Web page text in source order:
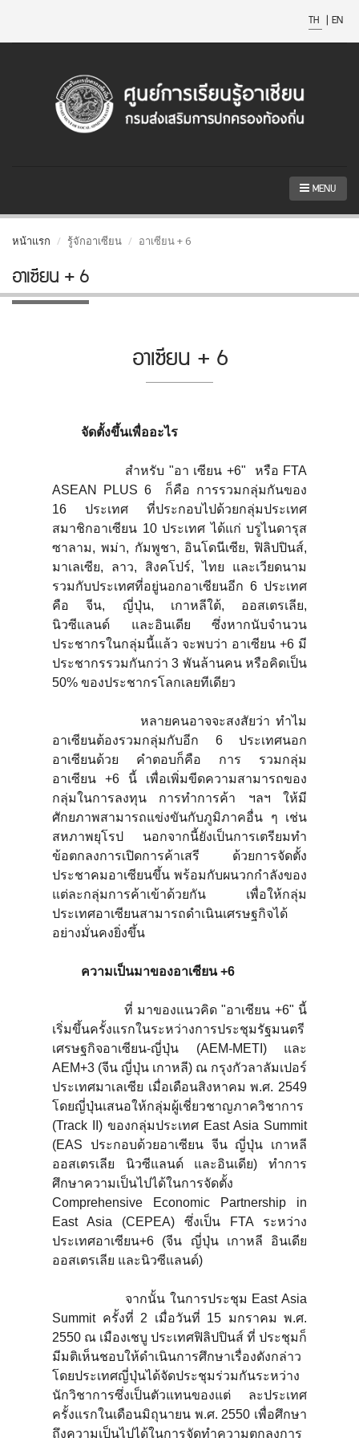
TH | EN
MENU
หน้าแรก รู้จักอาเซียน อาเซียน + 6
อาเซียน + 6
อาเซียน + 6
จัดตั้งขึ้นเพื่ออะไร
สำหรับ "อา เซียน +6" หรือ FTA
ASEAN PLUS 6 ก็คือ การรวมกลุ่มกันของ
16 ประเทศ ที่ประกอบไปด้วยกลุ่มประเทศ
สมาชิกอาเซียน 10 ประเทศ ได้แก่ บรูไนดารุส
ซาลาม, พม่า, กัมพูชา, อินโดนีเซีย, ฟิลิปปินส์,
มาเลเซีย, ลาว, สิงคโปร์, ไทย และเวียดนาม
รวมกับประเทศที่อยู่นอกอาเซียนอีก 6 ประเทศ
คือ จีน, ญี่ปุ่น, เกาหลีใต้, ออสเตรเลีย,
นิวซีแลนด์ และอินเดีย ซึ่งหากนับจำนวน
ประชากรในกลุ่มนี้แล้ว จะพบว่า อาเซียน +6 มี
ประชากรรวมกันกว่า 3 พันล้านคน หรือคิดเป็น
50% ของประชากรโลกเลยทีเดียว
หลายคนอาจจะสงสัยว่า ทำไม
อาเซียนต้องรวมกลุ่มกับอีก 6 ประเทศนอก
อาเซียนด้วย คำตอบก็คือ การ รวมกลุ่ม
อาเซียน +6 นี้ เพื่อเพิ่มขีดความสามารถของ
กลุ่มในการลงทุน การทำการค้า ฯลฯ ให้มี
ศักยภาพสามารถแข่งขันกับภูมิภาคอื่น ๆ เช่น
สหภาพยุโรป นอกจากนี้ยังเป็นการเตรียมทำ
ข้อตกลงการเปิดการค้าเสรี ด้วยการจัดตั้ง
ประชาคมอาเซียนขึ้น พร้อมกับผนวกกำลังของ
แต่ละกลุ่มการค้าเข้าด้วยกัน เพื่อให้กลุ่ม
ประเทศอาเซียนสามารถดำเนินเศรษฐกิจได้
อย่างมั่นคงยิ่งขึ้น
ความเป็นมาของอาเซียน +6
ที่ มาของแนวคิด "อาเซียน +6" นี้
เริ่มขึ้นครั้งแรกในระหว่างการประชุมรัฐมนตรี
เศรษฐกิจอาเซียน-ญี่ปุ่น (AEM-METI) และ
AEM+3 (จีน ญี่ปุ่น เกาหลี) ณ กรุงกัวลาลัมเปอร์
ประเทศมาเลเซีย เมื่อเดือนสิงหาคม พ.ศ. 2549
โดยญี่ปุ่นเสนอให้กลุ่มผู้เชี่ยวชาญภาควิชาการ
(Track II) ของกลุ่มประเทศ East Asia Summit
(EAS ประกอบด้วยอาเซียน จีน ญี่ปุ่น เกาหลี
ออสเตรเลีย นิวซีแลนด์ และอินเดีย) ทำการ
ศึกษาความเป็นไปได้ในการจัดตั้ง
Comprehensive Economic Partnership in
East Asia (CEPEA) ซึ่งเป็น FTA ระหว่าง
ประเทศอาเซียน+6 (จีน ญี่ปุ่น เกาหลี อินเดีย
ออสเตรเลีย และนิวซีแลนด์)
จากนั้น ในการประชุม East Asia
Summit ครั้งที่ 2 เมื่อวันที่ 15 มกราคม พ.ศ.
2550 ณ เมืองเชบู ประเทศฟิลิปปินส์ ที่ ประชุมก็
มีมติเห็นชอบให้ดำเนินการศึกษาเรื่องดังกล่าว
โดยประเทศญี่ปุ่นได้จัดประชุมร่วมกันระหว่าง
นักวิชาการซึ่งเป็นตัวแทนของแต่ ละประเทศ
ครั้งแรกในเดือนมิถุนายน พ.ศ. 2550 เพื่อศึกษา
ถึงความเป็นไปได้ในการจัดทำความตกลงการ